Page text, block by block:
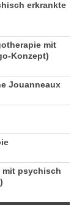
erkrankte
mit
Konzept)
Jouanneaux
mit psychisch